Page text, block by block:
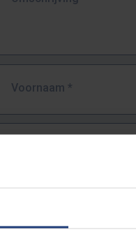
Voornaam *